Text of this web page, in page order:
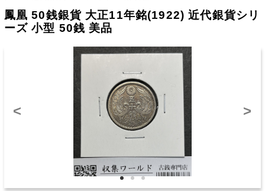
鳳凰 50銭銀貨 大正11年銘(1922) 近代銀貨シリ
ーズ 小型 50銭 美品
< >